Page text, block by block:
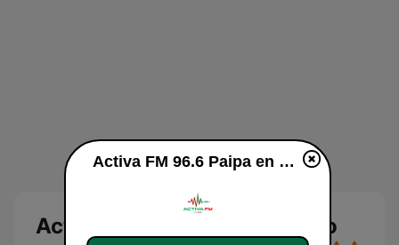
Activa FM 96.6 Paipa en vivo
Activa FM 96.6 Paipa en vivo